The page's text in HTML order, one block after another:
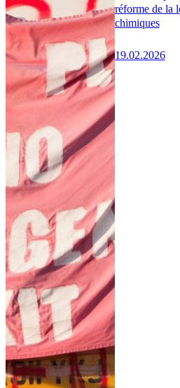
réforme de la
chimiques
19.02.2026